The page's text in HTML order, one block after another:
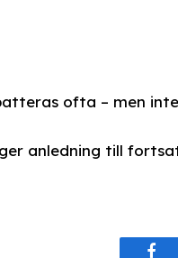
ofta – men
anledning till